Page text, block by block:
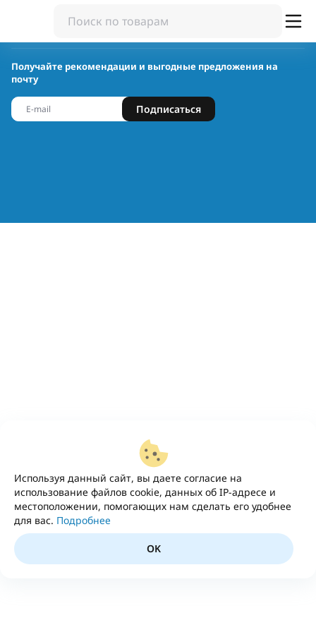
Используя данный сайт, вы даете согласие на
использование файлов cookie, данных об IP-адресе и
местоположении, помогающих нам сделать его удобнее
для вас. Подробнее
OK
Получайте рекомендации и выгодные предложения на
почту
Подписаться